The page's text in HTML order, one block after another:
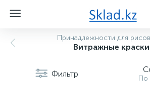
Принадлежности для
Витражные краски
Фильтр По